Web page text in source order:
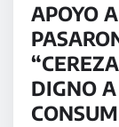
APOYO
DIGNO A